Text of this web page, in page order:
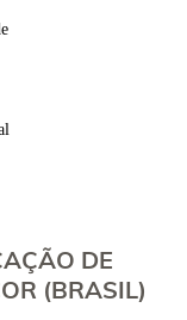
DE
(BRASIL)